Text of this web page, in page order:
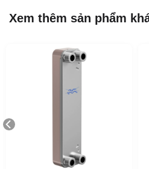
Xem thêm sản phẩm